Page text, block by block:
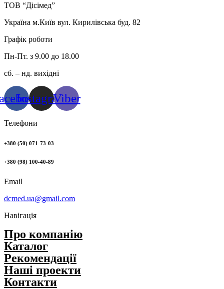
ТОВ “Дісімед”
Україна м.Київ вул. Кирилівська буд. 82
Графік роботи
Пн-Пт. з 9.00 до 18.00
сб. – нд. вихідні
InstagramViber
Телефони
+380 (50) 071-73-03
+380 (98) 100-40-89
Email
dcmed.ua@gmail.com
Навігація
Про компанію
Каталог
Рекомендації
Нашi проекти
Контакти